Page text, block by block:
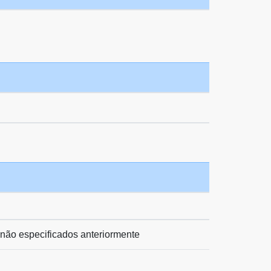
especificados anteriormente